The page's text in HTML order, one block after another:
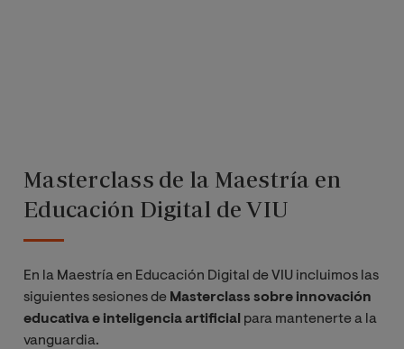
Aprendizaje
Masterclass de la Maestría en
Educación Digital de VIU
En la Maestría en Educación Digital de VIU incluimos las
siguientes sesiones de Masterclass sobre innovación
educativa e inteligencia artificial para mantenerte a la
vanguardia.